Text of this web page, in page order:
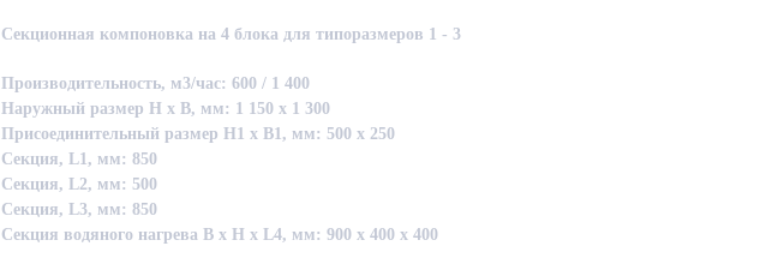
Секционная компоновка на 4 блока для типоразмеров 1 - 3
Производительность, м3/час: 600 / 1 400
Наружный размер Н х В, мм: 1 150 х 1 300
Присоединительный размер Н1 х В1, мм: 500 х 250
Секция, L1, мм: 850
Секция, L2, мм: 500
Секция, L3, мм: 850
Секция водяного нагрева B х H х L4, мм: 900 х 400 х 400